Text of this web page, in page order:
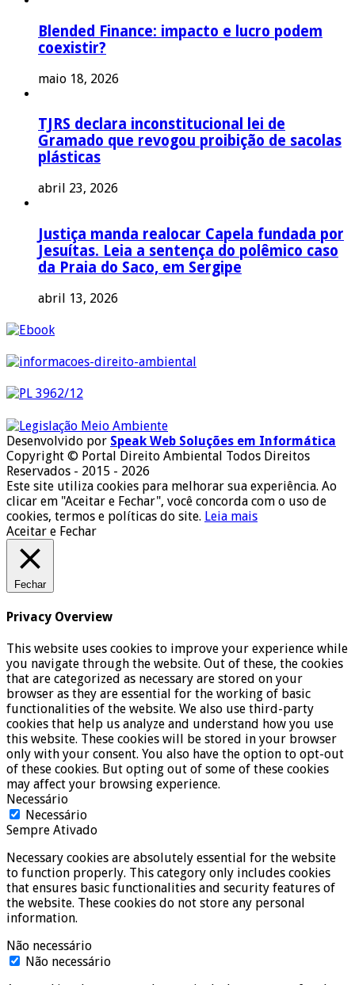
Blended Finance: impacto e lucro podem
coexistir?
maio 18, 2026
TJRS declara inconstitucional lei de
Gramado que revogou proibição de sacolas
plásticas
abril 23, 2026
Justiça manda realocar Capela fundada por
Jesuítas. Leia a sentença do polêmico caso
da Praia do Saco, em Sergipe
abril 13, 2026
Desenvolvido por Speak Web Soluções em Informática
Copyright © Portal Direito Ambiental Todos Direitos
Reservados - 2015 - 2026
Este site utiliza cookies para melhorar sua experiência. Ao
clicar em "Aceitar e Fechar", você concorda com o uso de
cookies, termos e políticas do site. Leia mais
Aceitar e Fechar
Fechar
Privacy Overview
This website uses cookies to improve your experience while
you navigate through the website. Out of these, the cookies
that are categorized as necessary are stored on your
browser as they are essential for the working of basic
functionalities of the website. We also use third-party
cookies that help us analyze and understand how you use
this website. These cookies will be stored in your browser
only with your consent. You also have the option to opt-out
of these cookies. But opting out of some of these cookies
may affect your browsing experience.
Necessário
Necessário
Sempre Ativado
Necessary cookies are absolutely essential for the website
to function properly. This category only includes cookies
that ensures basic functionalities and security features of
the website. These cookies do not store any personal
information.
Não necessário
Não necessário